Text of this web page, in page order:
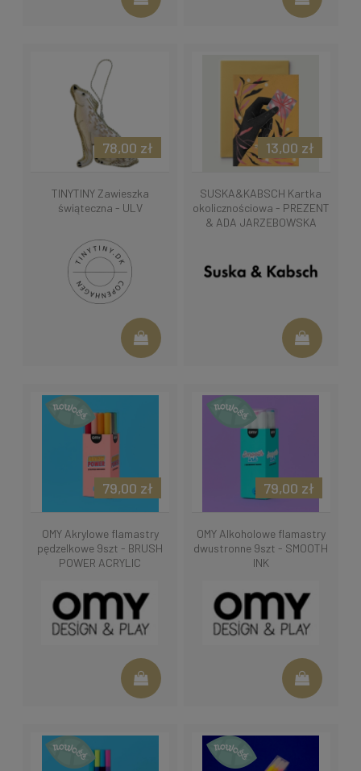
TINYTINY Zawieszka
świąteczna - ULV
78,00 zł
SUSKA&KABSCH Kartka
okolicznościowa - PREZENT
& ADA JARZĘBOWSKA
13,00 zł
OMY Akrylowe flamastry
pędzelkowe 9szt - BRUSH
POWER ACRYLIC
79,00 zł
OMY Alkoholowe flamastry
dwustronne 9szt - SMOOTH
INK
79,00 zł